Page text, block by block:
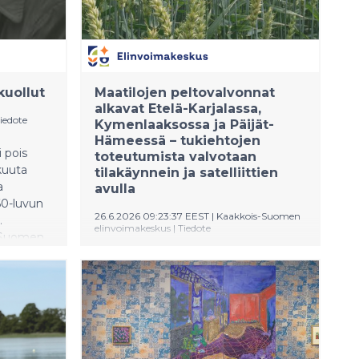
pois
luvun
Maatilojen peltovalvonnat
alkavat Etelä-Karjalassa,
Kymenlaaksossa ja Päijät-
Hämeessä – tukiehtojen
toteutumista valvotaan
tilakäynnein ja satelliittien
avulla
26.6.2026 09:23:37 EEST | Kaakkois-Suomen
elinvoimakeskus | Tiedote
Kaakkois-Suomen elinvoimakeskus
aloittaa maatilojen peltotukien
valvontakäynnit heinäkuun alussa.
Paikan päällä valvontakäynti tehdään
tänä vuonna noin sadalle tilalle Etelä-
Karjalan, Kymenlaakson ja Päijät-